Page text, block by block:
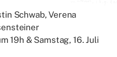
Schwab, Verena
19h & Samstag, 16. Juli